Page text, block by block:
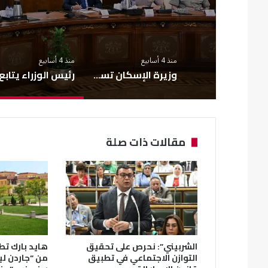
منذ 4 أسابيع
وزيرة الإسكان تستعرض تقرير أعمال «منظومة الاستجابة السريعة» خلال يونيو 2026
منذ 4 أسابيع
مقالات ذات صلة
الشربيني”: نحرص على تحقيق
التوازن الاجتماعي في تطبيق
هايد بارك
من “جاردن